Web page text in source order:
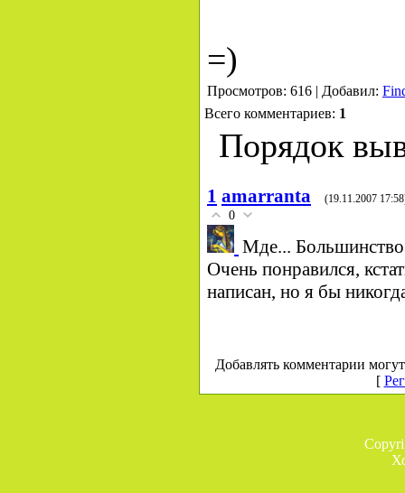
=)
Просмотров: 616 | Добавил:
Всего комментариев: 1
Порядок
1 amarranta (19.11.2007
0
Мде... Большинство
Очень понравился,
написан, но я бы
Добавлять комментарии
[